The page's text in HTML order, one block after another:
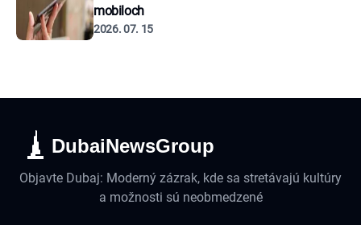
mobiloch
2026. 07. 15
DubaiNewsGroup
Objavte Dubaj: Moderný zázrak, kde sa stretávajú kultúry
a možnosti sú neobmedzené